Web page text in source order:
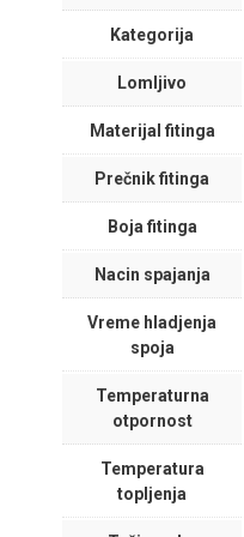
Kategorija
Lomljivo
Materijal fitinga
Prečnik fitinga
Boja fitinga
Nacin spajanja
Vreme hladjenja
spoja
Temperaturna
otpornost
Temperatura
topljenja